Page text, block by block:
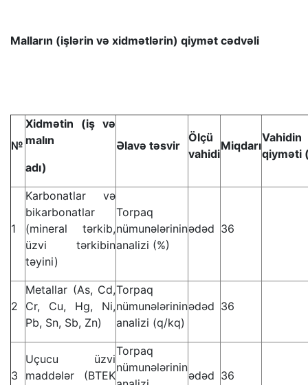
Malların (işlərin və xidmətlərin) qiymət cədvəli
№
Xidmətin (iş və
malın
adı)
Əlavə təsvir
Ölçü
vahidi
Miqdarı
Vahidin
qiyməti
1
Karbonatlar və
bikarbonatlar
(mineral tərkib,
üzvi tərkibin
təyini)
Torpaq
nümunələrinin
analizi (%)
ədəd 36
2
Metallar (As, Cd,
Cr, Cu, Hg, Ni,
Pb, Sn, Sb, Zn)
Torpaq
nümunələrinin
analizi (q/kq)
ədəd 36
3
Uçucu üzvi
maddələr (BTEK
Torpaq
nümunələrinin
ədəd 36